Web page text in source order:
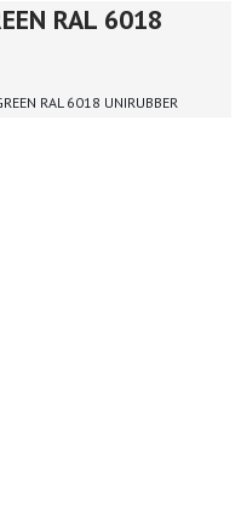
RAL 6018
RAL 6018 UNIRUBBER